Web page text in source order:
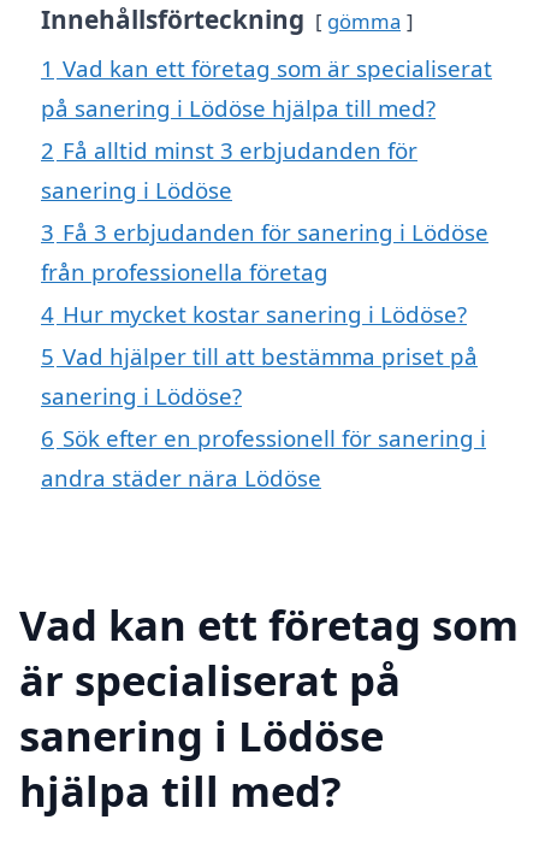
Innehållsförteckning gömma
1 Vad kan ett företag som är specialiserat
på sanering i Lödöse hjälpa till med?
2 Få alltid minst 3 erbjudanden för
sanering i Lödöse
3 Få 3 erbjudanden för sanering i Lödöse
från professionella företag
4 Hur mycket kostar sanering i Lödöse?
5 Vad hjälper till att bestämma priset på
sanering i Lödöse?
6 Sök efter en professionell för sanering i
andra städer nära Lödöse
Vad kan ett företag som
är specialiserat på
sanering i Lödöse
hjälpa till med?